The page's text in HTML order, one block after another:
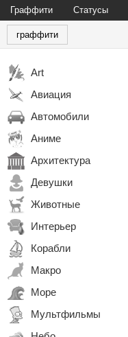
Граффити Статусы
граффити
Art
Авиация
Автомобили
Аниме
Архитектура
Девушки
Животные
Интерьер
Корабли
Макро
Море
Мультфильмы